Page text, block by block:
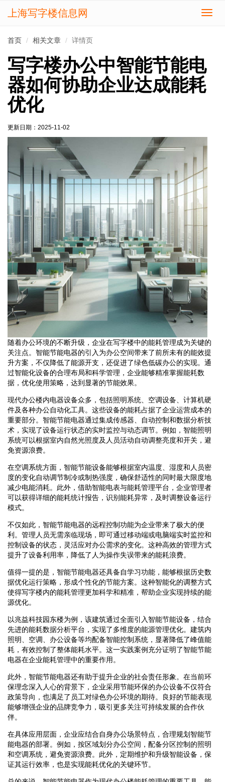
切
上海写字楼信息网
首页 相关文章 详情页
写字楼办公中智能节能电
器如何协助企业达成能耗
优化
更新日期： 2025-11-02
随着办公环境的不断升级，企业在写字楼中的能耗管理成为关键的
关注点。智能节能电器的引入为办公空间带来了前所未有的能效提
升方案，不仅降低了能源开支，还促进了绿色低碳办公的实现。通
过智能化设备的合理布局和科学管理，企业能够精准掌握能耗数
据，优化使用策略，达到显著的节能效果。
现代办公楼内电器设备众多，包括照明系统、空调设备、计算机硬
件及各种办公自动化工具。这些设备的能耗占据了企业运营成本的
重要部分。智能节能电器通过集成传感器、自动控制和数据分析技
术，实现了设备运行状态的实时监控与动态调节。例如，智能照明
系统可以根据室内自然光照度及人员活动自动调整亮度和开关，避
免资源浪费。
在空调系统方面，智能节能设备能够根据室内温度、湿度和人员密
度的变化自动调节制冷或制热强度，确保舒适性的同时最大限度地
减少电能消耗。此外，借助智能电表与能耗管理平台，企业管理者
可以获得详细的能耗统计报告，识别能耗异常，及时调整设备运行
模式。
不仅如此，智能节能电器的远程控制功能为企业带来了极大的便
利。管理人员无需亲临现场，即可通过移动端或电脑端实时监控和
控制设备的状态，灵活应对办公需求的变化。这种高效的管理方式
提升了设备利用率，降低了人为操作失误带来的能耗浪费。
值得一提的是，智能节能电器还具备自学习功能，能够根据历史数
据优化运行策略，形成个性化的节能方案。这种智能化的调整方式
使得写字楼内的能耗管理更加科学和精准，帮助企业实现持续的能
源优化。
以兆益科技园东楼为例，该建筑通过全面引入智能节能设备，结合
先进的能耗数据分析平台，实现了多维度的能源管理优化。建筑内
照明、空调、办公设备等均配备智能控制系统，显著降低了峰值能
耗，有效控制了整体能耗水平。这一实践案例充分证明了智能节能
电器在企业能耗管理中的重要作用。
此外，智能节能电器还有助于提升企业的社会责任形象。在当前环
保理念深入人心的背景下，企业采用节能环保的办公设备不仅符合
政策导向，也满足了员工对绿色办公环境的期待。良好的节能表现
能够增强企业的品牌竞争力，吸引更多关注可持续发展的合作伙
伴。
在具体应用层面，企业应结合自身办公场景特点，合理规划智能节
能电器的部署。例如，按区域划分办公空间，配备分区控制的照明
和空调系统，避免资源浪费。此外，定期维护和升级智能设备，保
证其运行效率，也是实现能耗优化的关键环节。